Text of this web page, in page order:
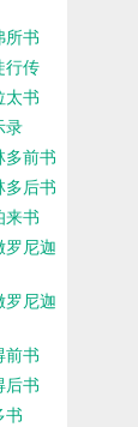
书
传
书
前书
后书
书
尼迦
尼迦
书
书